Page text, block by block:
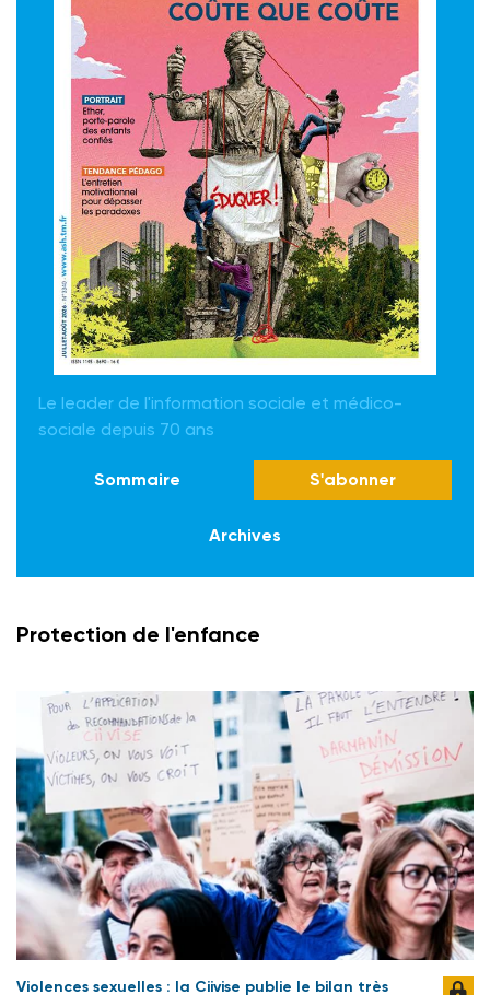
Le leader de l'information sociale et médico-
sociale depuis 70 ans
Sommaire S'abonner
Archives
Protection de l'enfance
Violences sexuelles : la Ciivise publie le bilan très